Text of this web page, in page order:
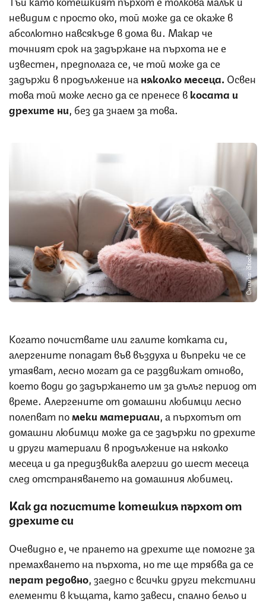
невидим с просто око, той може да се окаже в
абсолютно навсякъде в дома ви. Макар че
точният срок на задържане на пърхота не е
известен, предполага се, че той може да се
задържи в продължение на няколко месеца. Освен
това той може лесно да се пренесе вкосата и
дрехите ни , без да знаем за това.
Снимка: iStock
Когато почиствате или галите котката си,
алергените попадат във въздуха и въпреки че се
утаяват, лесно могат да се раздвижат отново,
което води до задържането им за дълъг период от
време. Алергените от домашни любимци лесно
полепват помеки материали , а пърхотът от
домашни любимци може да се задържи по дрехите
и други материали в продължение на няколко
месеца и да предизвиква алергии до шест месеца
след отстраняването на домашния любимец.
Как да почистите котешкия пърхот от
дрехите си
Очевидно е, че прането на дрехите ще помогне за
премахването на пърхота, но те ще трябва да се
перат редовно , заедно с всички други текстилни
елементи в къщата, като завеси, спално бельо и